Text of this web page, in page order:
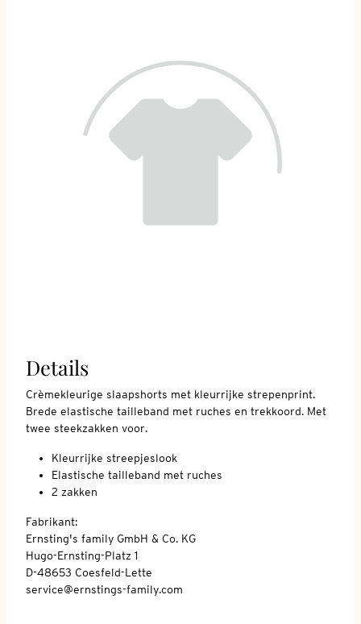
Details
Crèmekleurige slaapshorts met kleurrijke strepenprint.
Brede elastische tailleband met ruches en trekkoord. Met
twee steekzakken voor.
Kleurrijke streepjeslook
Elastische tailleband met ruches
2 zakken
Fabrikant:
Ernsting's family GmbH & Co. KG
Hugo-Ernsting-Platz 1
D-48653 Coesfeld-Lette
service@ernstings-family.com